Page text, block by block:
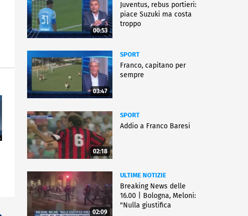
00:53
Juventus, rebus portieri:
piace Suzuki ma costa
troppo
03:47
SPORT
Franco, capitano per
sempre
02:18
SPORT
Addio a Franco Baresi
02:09
ULTIME NOTIZIE
Breaking News delle
16.00 | Bologna, Meloni:
"Nulla giustifica